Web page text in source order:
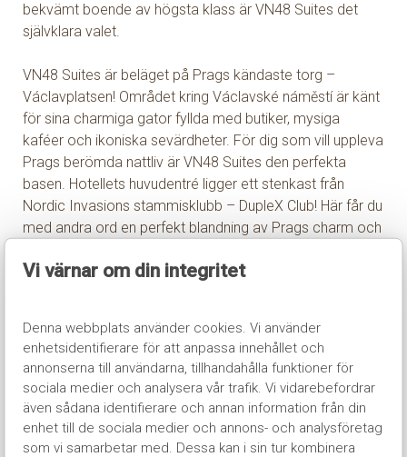
Vi värnar om din integritet
Denna webbplats använder cookies. Vi använder
enhetsidentifierare för att anpassa innehållet och
annonserna till användarna, tillhandahålla funktioner för
sociala medier och analysera vår trafik. Vi vidarebefordrar
även sådana identifierare och annan information från din
enhet till de sociala medier och annons- och analysföretag
som vi samarbetar med. Dessa kan i sin tur kombinera
bekvämt boende av högsta klass är VN48 Suites det
självklara valet.
VN48 Suites är beläget på Prags kändaste torg –
Václavplatsen! Området kring Václavské náměstí är känt
för sina charmiga gator fyllda med butiker, mysiga
kaféer och ikoniska sevärdheter. För dig som vill uppleva
Prags berömda nattliv är VN48 Suites den perfekta
basen. Hotellets huvudentré ligger ett stenkast från
Nordic Invasions stammisklubb – DupleX Club! Här får du
med andra ord en perfekt blandning av Prags charm och
Här bor du i moderna och rymliga lägenheter med plats
med tillgång till olika streamingtjänster. Här finns också
ett fullt utrustat kök med allt du behöver för att laga en
härlig måltid. Sovrummen är ljusa, rymliga och
inbjudande med två enkelsängar eller en stor
dubbelsäng. Badrum med badkar/dusch, WC, hårtork
samt diverse toalettartiklar. Kostnadsfritt Wi-Fi finns